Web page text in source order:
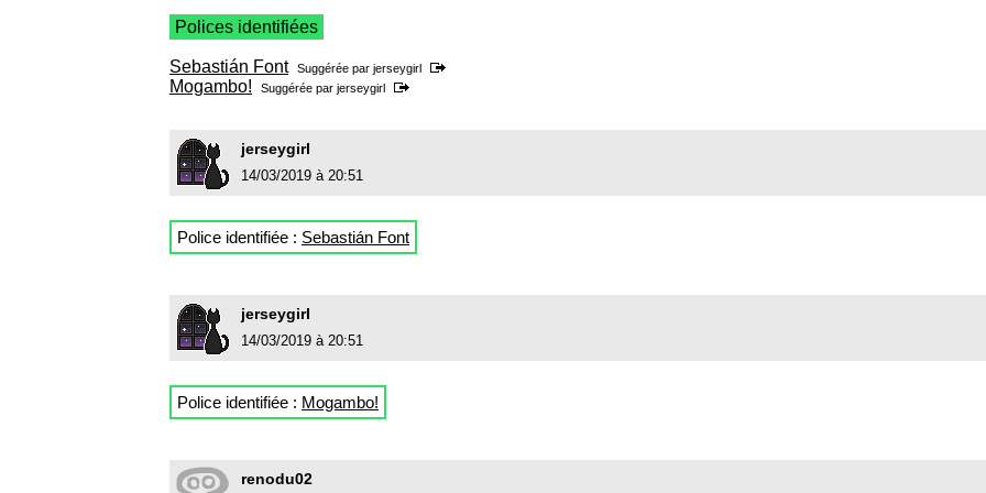
Polices identifiées
Sebastián Font Suggérée par jerseygirl
Mogambo! Suggérée par jerseygirl
jerseygirl
14/03/2019 à 20:51
Police identifiée : Sebastián Font
jerseygirl
14/03/2019 à 20:51
Police identifiée : Mogambo!
renodu02